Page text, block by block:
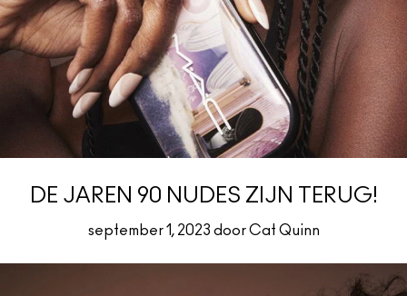
DE JAREN 90 NUDES ZIJN TERUG!
september 1, 2023 door Cat Quinn